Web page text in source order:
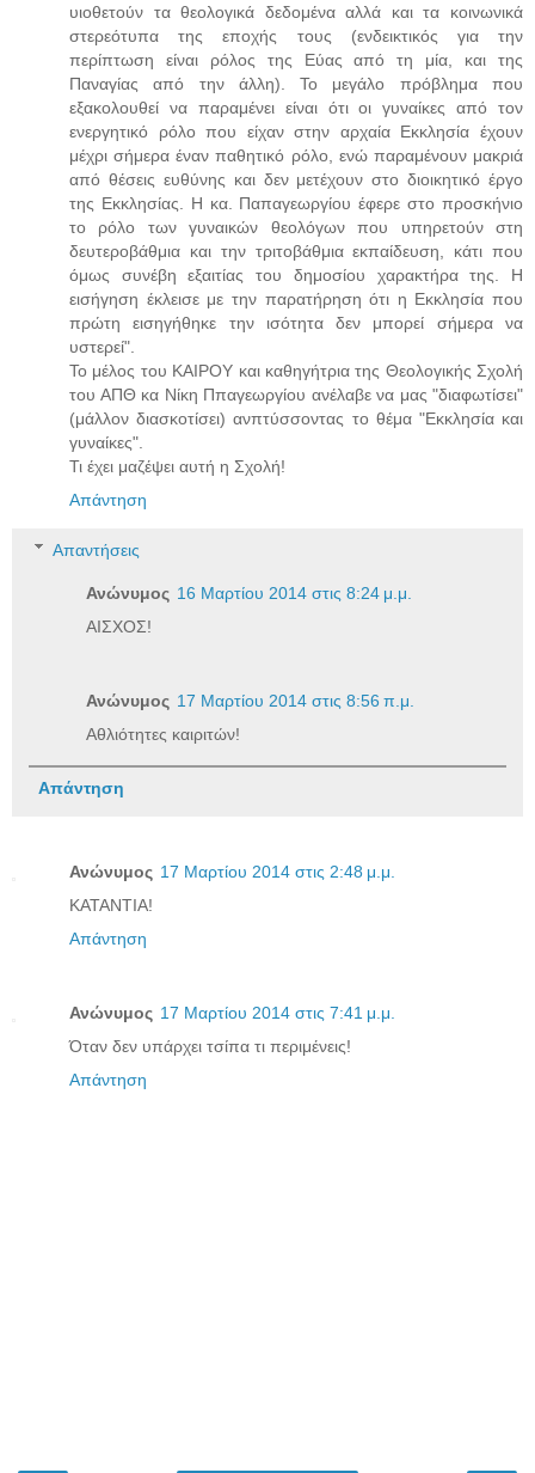
υιοθετούν τα θεολογικά δεδομένα αλλά και τα κοινωνικά
στερεότυπα της εποχής τους (ενδεικτικός για την
περίπτωση είναι ρόλος της Εύας από τη μία, και της
Παναγίας από την άλλη). Το μεγάλο πρόβλημα που
εξακολουθεί να παραμένει είναι ότι οι γυναίκες από τον
ενεργητικό ρόλο που είχαν στην αρχαία Εκκλησία έχουν
μέχρι σήμερα έναν παθητικό ρόλο, ενώ παραμένουν μακριά
από θέσεις ευθύνης και δεν μετέχουν στο διοικητικό έργο
της Εκκλησίας. Η κα. Παπαγεωργίου έφερε στο προσκήνιο
το ρόλο των γυναικών θεολόγων που υπηρετούν στη
δευτεροβάθμια και την τριτοβάθμια εκπαίδευση, κάτι που
όμως συνέβη εξαιτίας του δημοσίου χαρακτήρα της. Η
εισήγηση έκλεισε με την παρατήρηση ότι η Εκκλησία που
πρώτη εισηγήθηκε την ισότητα δεν μπορεί σήμερα να
υστερεί".
Το μέλος του ΚΑΙΡΟΥ και καθηγήτρια της Θεολογικής Σχολή
του ΑΠΘ κα Νίκη Ππαγεωργίου ανέλαβε να μας "διαφωτίσει"
(μάλλον διασκοτίσει) ανπτύσσοντας το θέμα "Εκκλησία και
γυναίκες".
Τι έχει μαζέψει αυτή η Σχολή!
Απάντηση
Απαντήσεις
Ανώνυμος 16 Μαρτίου 2014 στις 8:24 μ.μ.
ΑΙΣΧΟΣ!
Ανώνυμος 17 Μαρτίου 2014 στις 8:56 π.μ.
Αθλιότητες καιριτών!
Απάντηση
Ανώνυμος 17 Μαρτίου 2014 στις 2:48 μ.μ.
ΚΑΤΑΝΤΙΑ!
Απάντηση
Ανώνυμος 17 Μαρτίου 2014 στις 7:41 μ.μ.
Όταν δεν υπάρχει τσίπα τι περιμένεις!
Απάντηση